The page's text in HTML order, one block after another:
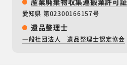
愛知県 第02300166157号
遺品整理士
一般社団法人 遺品整理士認定協会